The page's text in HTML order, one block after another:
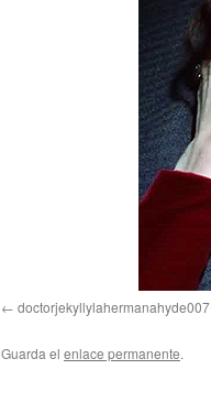
doctorjekyllylahermanahyde007
Guarda el enlace permanente.